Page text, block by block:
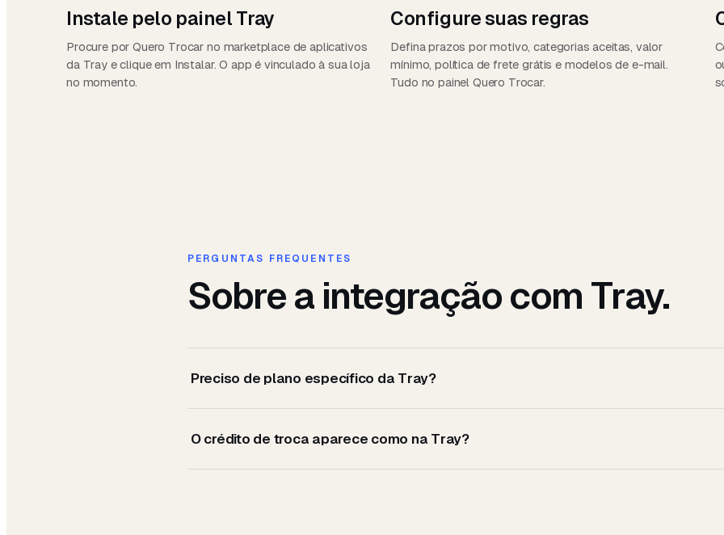
Instale pelo painel Tray
Procure por Quero Trocar no marketplace de aplicativos
da Tray e clique em Instalar. O app é vinculado à sua loja
no momento.
Configure suas regras
Defina prazos por motivo, categorias aceitas, valor
mínimo, política de frete grátis e modelos de e-mail.
Tudo no painel Quero Trocar.
PERGUNTAS FREQUENTES
Sobre a integração com Tray.
Preciso de plano específico da Tray?
O crédito de troca aparece como na Tray?